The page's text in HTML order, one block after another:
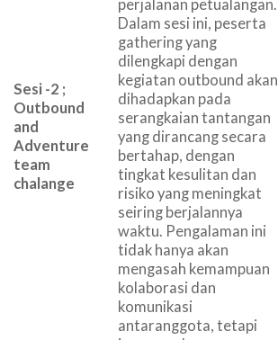
Sesi -2 ;
Outbound
and
Adventure
team
chalange
perjalanan petualangan.
Dalam sesi ini, peserta
gathering yang
dilengkapi dengan
kegiatan outbound akan
dihadapkan pada
serangkaian tantangan
yang dirancang secara
bertahap, dengan
tingkat kesulitan dan
risiko yang meningkat
seiring berjalannya
waktu. Pengalaman ini
tidak hanya akan
mengasah kemampuan
kolaborasi dan
komunikasi
antaranggota, tetapi